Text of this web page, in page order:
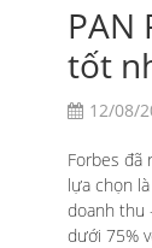
PAN
tốt
12/08/
Forbes đã
lựa chọn
doanh thu
dưới 75%